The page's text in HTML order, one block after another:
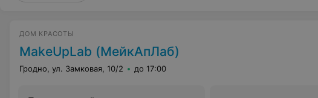
ДОМ КРАСОТЫ
MakeUpLab (МейкАпЛаб)
Гродно, ул. Замковая, 10/2 до 17:00